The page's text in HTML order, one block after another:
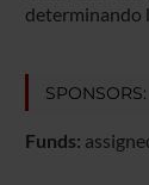
determinando
SPONSORS:
Funds: